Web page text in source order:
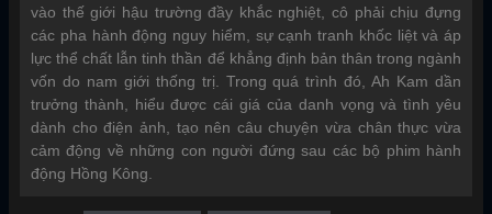
vào thế giới hậu trường đầy khắc nghiệt, cô phải chịu đựng
các pha hành động nguy hiểm, sự cạnh tranh khốc liệt và áp
lực thể chất lẫn tinh thần để khẳng định bản thân trong ngành
vốn do nam giới thống trị. Trong quá trình đó, Ah Kam dần
trưởng thành, hiểu được cái giá của danh vọng và tình yêu
dành cho điện ảnh, tạo nên câu chuyện vừa chân thực vừa
cảm động về những con người đứng sau các bộ phim hành
động Hồng Kông.